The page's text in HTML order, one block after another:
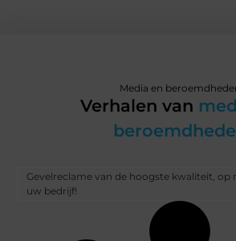
Media en
Verhalen van
Gevelreclame van de hoogste kwaliteit,
uw bedrijf!